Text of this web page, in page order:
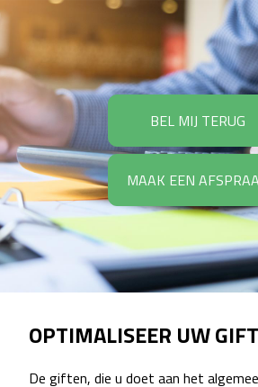
BEL MIJ TERUG
MAAK EEN
OPTIMALISEER UW
De giften, die u doet aan het